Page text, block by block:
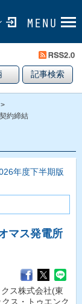
>
約締結
年度下半期版
マス発電所
ス株式会社(東
ス・トゥエンク